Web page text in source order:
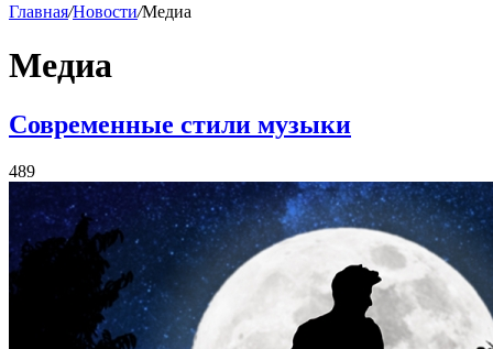
Главная/Новости/Медиа
Медиа
Современные стили музыки
489